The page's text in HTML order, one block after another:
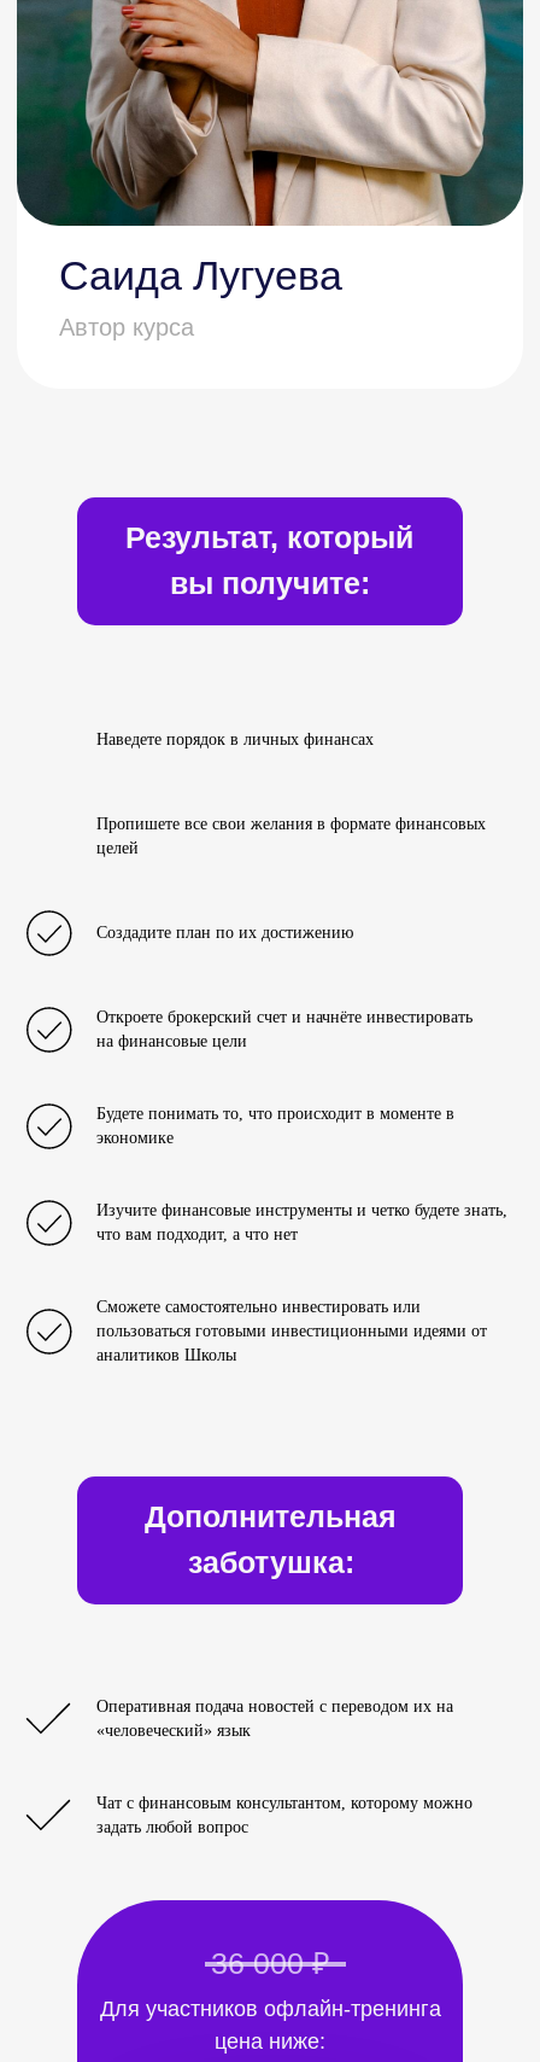
Результат, который
вы получите:
Наведете порядок в личных финансах
Пропишете все свои желания в формате финансовых
целей
Создадите план по их достижению
Откроете брокерский счет и начнёте инвестировать
на финансовые цели
Будете понимать то, что происходит в моменте в
экономике
Изучите финансовые инструменты и четко будете знать,
что вам подходит, а что нет
Сможете самостоятельно инвестировать или
пользоваться готовыми инвестиционными идеями от
аналитиков Школы
Дополнительная
заботушка:
Оперативная подача новостей с переводом их на
«человеческий» язык
Чат с финансовым консультантом, которому можно
задать любой вопрос
Для участников офлайн-тренинга
цена ниже:
36 000 ₽